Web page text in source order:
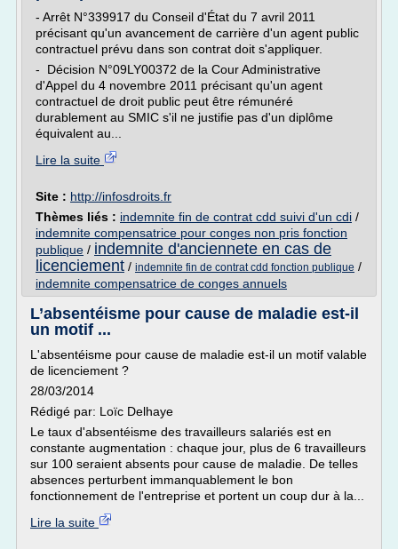
- Arrêt N°339917 du Conseil d'État du 7 avril 2011
précisant qu'un avancement de carrière d'un agent public
contractuel prévu dans son contrat doit s'appliquer.
- Décision N°09LY00372 de la Cour Administrative
d'Appel du 4 novembre 2011 précisant qu'un agent
contractuel de droit public peut être rémunéré
durablement au SMIC s'il ne justifie pas d'un diplôme
équivalent au...
Lire la suite
Site : http://infosdroits.fr
Thèmes liés : indemnite fin de contrat cdd suivi d'un cdi /
indemnite compensatrice pour conges non pris fonction
publique / indemnite d'anciennete en cas de
licenciement / indemnite fin de contrat cdd fonction publique /
indemnite compensatrice de conges annuels
L’absentéisme pour cause de maladie est-il
un motif ...
L'absentéisme pour cause de maladie est-il un motif valable
de licenciement ?
28/03/2014
Rédigé par: Loïc Delhaye
Le taux d'absentéisme des travailleurs salariés est en
constante augmentation : chaque jour, plus de 6 travailleurs
sur 100 seraient absents pour cause de maladie. De telles
absences perturbent immanquablement le bon
fonctionnement de l'entreprise et portent un coup dur à la...
Lire la suite